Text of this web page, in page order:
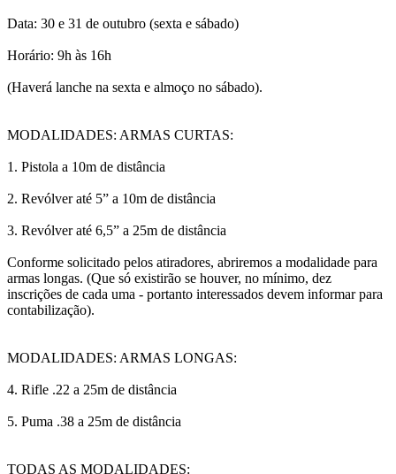
Data: 30 e 31 de outubro (sexta e sábado)
Horário: 9h às 16h
(Haverá lanche na sexta e almoço no sábado).
MODALIDADES: ARMAS CURTAS:
1. Pistola a 10m de distância
2. Revólver até 5” a 10m de distância
3. Revólver até 6,5” a 25m de distância
Conforme solicitado pelos atiradores, abriremos a modalidade para
armas longas. (Que só existirão se houver, no mínimo, dez
inscrições de cada uma - portanto interessados devem informar para
contabilização).
MODALIDADES: ARMAS LONGAS:
4. Rifle .22 a 25m de distância
5. Puma .38 a 25m de distância
TODAS AS MODALIDADES: